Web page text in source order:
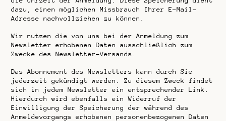
dazu, einen möglichen Missbrauch Ihrer E-Mail-
Adresse nachvollziehen zu können.
Wir nutzen die von uns bei der Anmeldung zum
Newsletter erhobenen Daten ausschließlich zum
Zwecke des Newsletter-Versands.
Das Abonnement des Newsletters kann durch Sie
jederzeit gekündigt werden. Zu diesem Zweck findet
sich in jedem Newsletter ein entsprechender Link.
Hierdurch wird ebenfalls ein Widerruf der
Einwilligung der Speicherung der während des
Anmeldevorgangs erhobenen personenbezogenen Daten